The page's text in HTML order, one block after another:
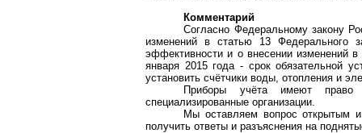
Комментарий
Согласно Федеральному закону
изменений в статью 13 Федерального
эффективности и о внесении изменений
января 2015 года - срок обязательной
установить счётчики воды, отопления и
Приборы учёта имеют право
специализированные организации.
Мы оставляем вопрос открытым
получить ответы и разъяснения на